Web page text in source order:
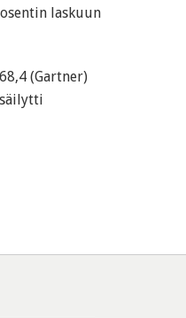
laskuun
(Gartner)